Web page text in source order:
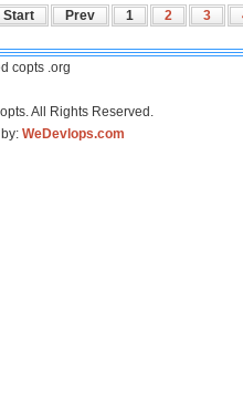
Start Prev 1 2 3
copts .org
All Rights Reserved.
WeDevlops.com